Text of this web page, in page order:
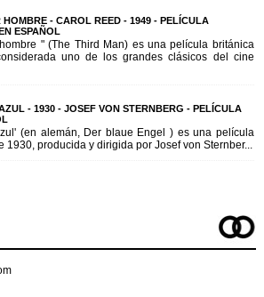
HOMBRE - CAROL REED - 1949 - PELÍCULA
ESPAÑOL
" (The Third Man) es una película británica
uno de los grandes clásicos del cine
- 1930 - JOSEF VON STERNBERG - PELÍCULA
(en alemán, Der blaue Engel ) es una película
1930, producida y dirigida por Josef von Sternber...